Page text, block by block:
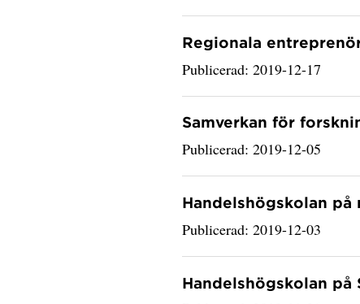
Regionala
Publicerad: 2019-12-17
Samverkan för
Publicerad: 2019-12-05
Handelshögskolan på
Publicerad: 2019-12-03
Handelshögskolan på